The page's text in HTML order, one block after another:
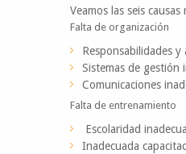
Veamos las seis
Falta de organización
Responsabilidades
Sistemas de gestión
Comunicaciones
Falta de entrenamiento
Escolaridad
Inadecuada